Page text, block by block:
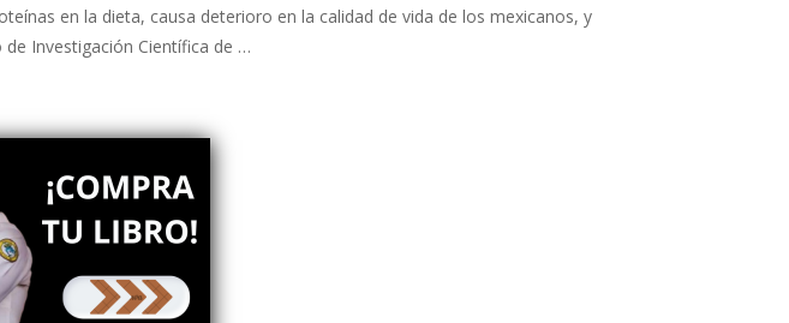
en la dieta, causa deterioro en la calidad de vida de los mexicanos, y
Investigación Científica de …